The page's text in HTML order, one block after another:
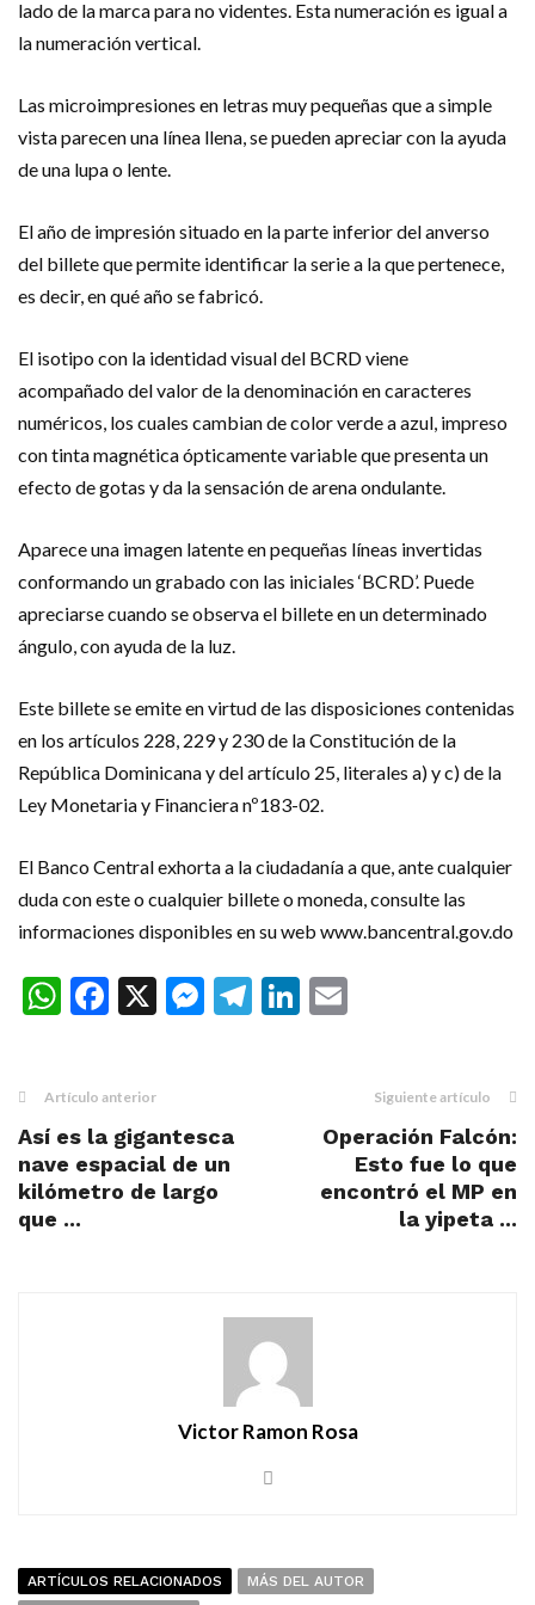
lado de la marca para no videntes. Esta numeración es igual a
la numeración vertical.
Las microimpresiones en letras muy pequeñas que a simple
vista parecen una línea llena, se pueden apreciar con la ayuda
de una lupa o lente.
El año de impresión situado en la parte inferior del anverso
del billete que permite identificar la serie a la que pertenece,
es decir, en qué año se fabricó.
El isotipo con la identidad visual del BCRD viene
acompañado del valor de la denominación en caracteres
numéricos, los cuales cambian de color verde a azul, impreso
con tinta magnética ópticamente variable que presenta un
efecto de gotas y da la sensación de arena ondulante.
Aparece una imagen latente en pequeñas líneas invertidas
conformando un grabado con las iniciales ‘BCRD’. Puede
apreciarse cuando se observa el billete en un determinado
ángulo, con ayuda de la luz.
Este billete se emite en virtud de las disposiciones contenidas
en los artículos 228, 229 y 230 de la Constitución de la
República Dominicana y del artículo 25, literales a) y c) de la
Ley Monetaria y Financiera nº183-02.
El Banco Central exhorta a la ciudadanía a que, ante cualquier
duda con este o cualquier billete o moneda, consulte las
informaciones disponibles en su web www.bancentral.gov.do
WhatsApp
Facebook
X Messenger
Telegram
LinkedIn
Artículo anterior
Así es la gigantesca
nave espacial de un
kilómetro de largo
que ...
Siguiente artículo
Operación Falcón:
Esto fue lo que
encontró el MP en
la yipeta ...
Victor Ramon Rosa
ARTÍCULOS RELACIONADOS MÁS DEL AUTOR